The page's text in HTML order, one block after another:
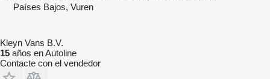
Países Bajos, Vuren
Kleyn Vans B.V.
15 años en Autoline
Contacte con el vendedor